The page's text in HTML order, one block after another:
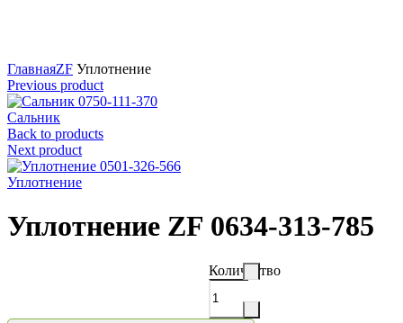
ГлавнаяZF Уплотнение
Previous product
Сальник
Back to products
Next product
Уплотнение
Уплотнение ZF 0634-313-785
Количество